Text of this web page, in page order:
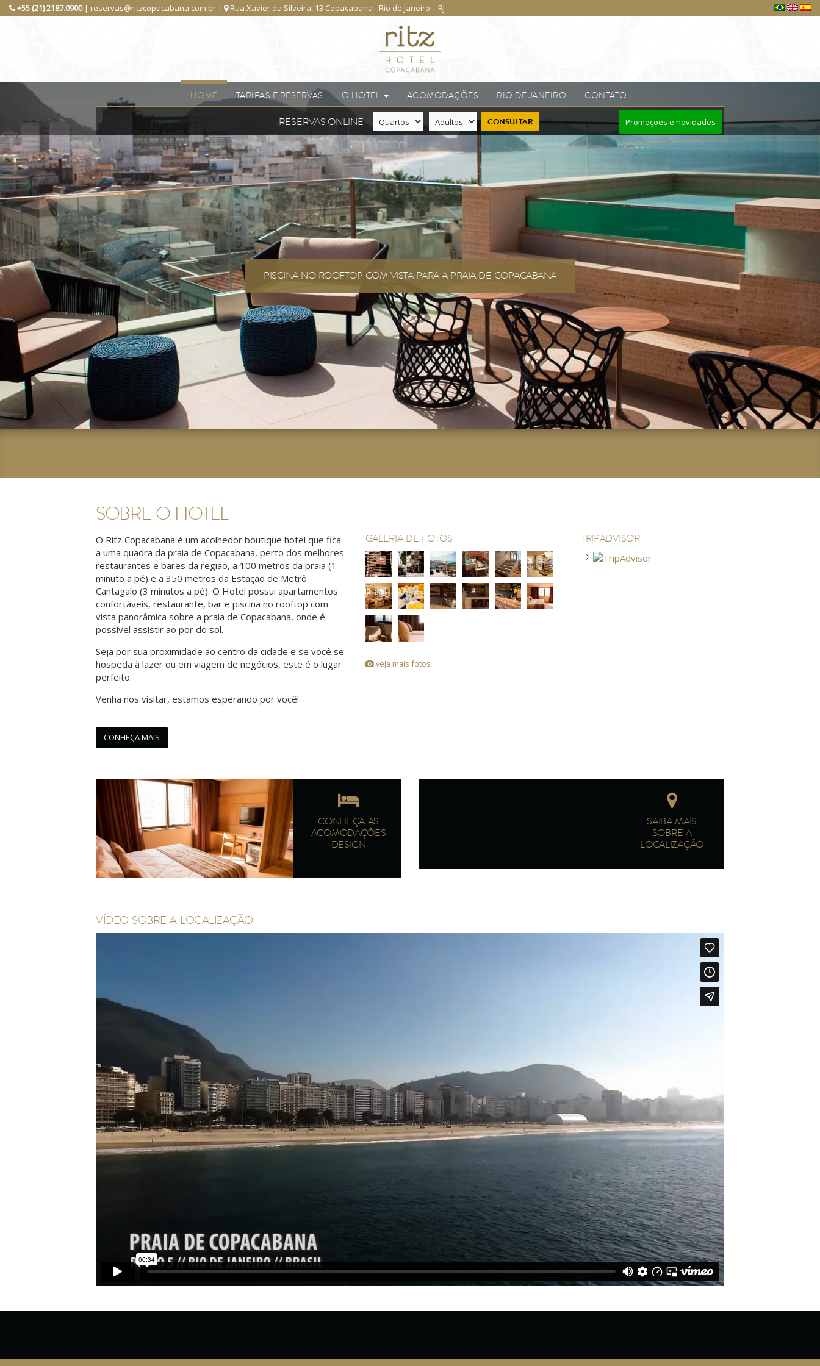
+55 (21) 2187.0900| reservas@ritzcopacabana.com.br | Rua Xavier da Silveira, 13 Copacabana - Rio de Janeiro – RJ
HOME TARIFAS E RESERVAS O HOTEL ACOMODAÇÕES RIO DE JANEIRO CONTATO
Promoções e novidades
RESERVAS ONLINE
PISCINA NO ROOFTOP COM VISTA PARA A PRAIA DE COPACABANA
SOBRE O HOTEL
O Ritz Copacabana é um acolhedor boutique hotel que fica
a uma quadra da praia de Copacabana, perto dos melhores
restaurantes e bares da região, a 100 metros da praia (1
minuto a pé) e a 350 metros da Estação de Metrô
Cantagalo (3 minutos a pé). O Hotel possui apartamentos
confortáveis, restaurante, bar e piscina no rooftop com
vista panorâmica sobre a praia de Copacabana, onde é
possível assistir ao por do sol.
Seja por sua proximidade ao centro da cidade e se você se
hospeda à lazer ou em viagem de negócios, este é o lugar
perfeito.
Venha nos visitar, estamos esperando por você!
CONHEÇA MAIS
GALERIA DE FOTOS
veja mais fotos
TRIPADVISOR
CONHEÇA AS
ACOMODAÇÕES
DESIGN
SAIBA MAIS
SOBRE A
LOCALIZAÇÃO
VÍDEO SOBRE A LOCALIZAÇÃO